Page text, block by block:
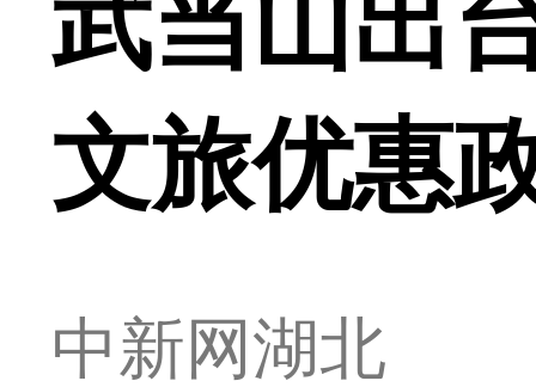
武当山出
文旅优惠
中新网湖北